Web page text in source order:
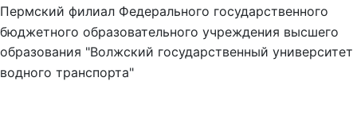
Пермский филиал Федерального государственного
бюджетного образовательного учреждения высшего
образования "Волжский государственный университет
водного транспорта"